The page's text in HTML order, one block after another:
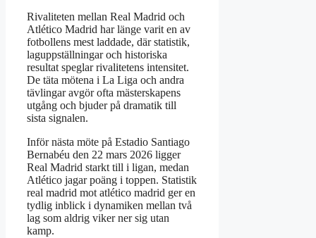
Rivaliteten mellan Real Madrid och
Atlético Madrid har länge varit en av
fotbollens mest laddade, där statistik,
laguppställningar och historiska
resultat speglar rivalitetens intensitet.
De täta mötena i La Liga och andra
tävlingar avgör ofta mästerskapens
utgång och bjuder på dramatik till
sista signalen.
Inför nästa möte på Estadio Santiago
Bernabéu den 22 mars 2026 ligger
Real Madrid starkt till i ligan, medan
Atlético jagar poäng i toppen. Statistik
real madrid mot atlético madrid ger en
tydlig inblick i dynamiken mellan två
lag som aldrig viker ner sig utan
kamp.